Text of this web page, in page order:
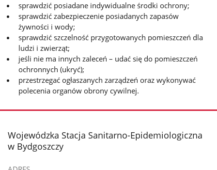
sprawdzić posiadane indywidualne środki ochrony;
sprawdzić zabezpieczenie posiadanych zapasów
żywności i wody;
sprawdzić szczelność przygotowanych pomieszczeń dla
ludzi i zwierząt;
jeśli nie ma innych zaleceń – udać się do pomieszczeń
ochronnych (ukryć);
przestrzegać ogłaszanych zarządzeń oraz wykonywać
polecenia organów obrony cywilnej.
stopka
Wojewódzka Stacja Sanitarno-Epidemiologiczna
w Bydgoszczy